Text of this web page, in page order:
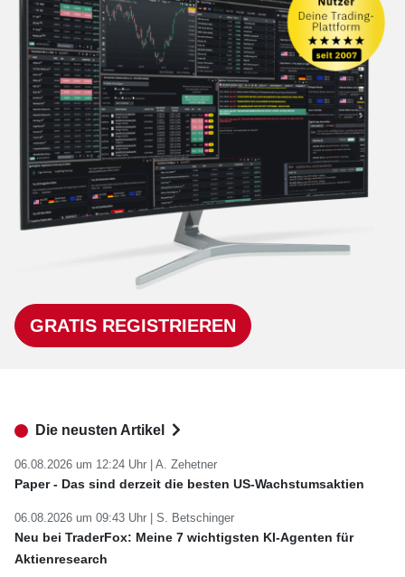
GRATIS REGISTRIEREN
Die neusten Artikel
06.08.2026 um 12:24 Uhr | A. Zehetner
Paper - Das sind derzeit die besten US-Wachstumsaktien
06.08.2026 um 09:43 Uhr | S. Betschinger
Neu bei TraderFox: Meine 7 wichtigsten KI-Agenten für
Aktienresearch